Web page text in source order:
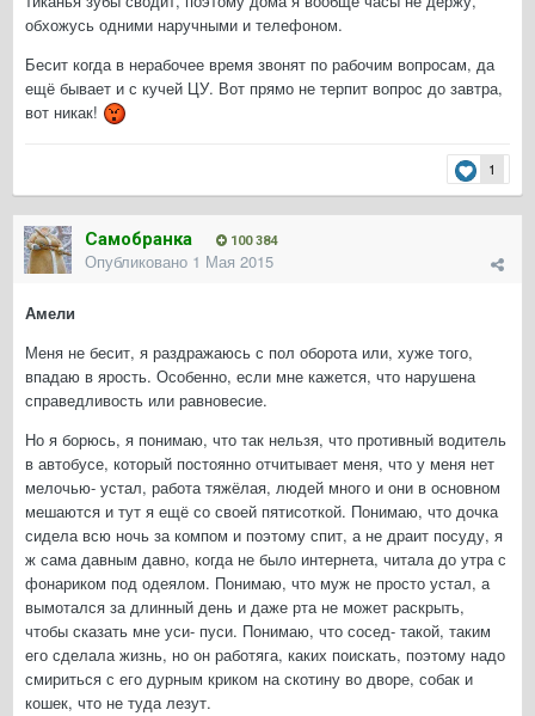
обхожусь одними наручными и телефоном.
Бесит когда в нерабочее время звонят по рабочим вопросам, да
ещё бывает и с кучей ЦУ. Вот прямо не терпит вопрос до завтра,
вот никак!
1
Самобранка 100 384
Опубликовано 1 Мая 2015
Амели
Меня не бесит, я раздражаюсь с пол оборота или, хуже того,
впадаю в ярость. Особенно, если мне кажется, что нарушена
справедливость или равновесие.
Но я борюсь, я понимаю, что так нельзя, что противный водитель
в автобусе, который постоянно отчитывает меня, что у меня нет
мелочью- устал, работа тяжёлая, людей много и они в основном
мешаются и тут я ещё со своей пятисоткой. Понимаю, что дочка
сидела всю ночь за компом и поэтому спит, а не драит посуду, я
ж сама давным давно, когда не было интернета, читала до утра с
фонариком под одеялом. Понимаю, что муж не просто устал, а
вымотался за длинный день и даже рта не может раскрыть,
чтобы сказать мне уси- пуси. Понимаю, что сосед- такой, таким
его сделала жизнь, но он работяга, каких поискать, поэтому надо
смириться с его дурным криком на скотину во дворе, собак и
кошек, что не туда лезут.